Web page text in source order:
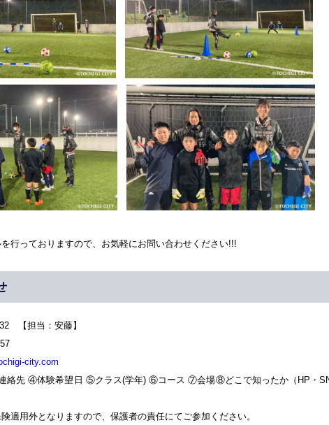
行っておりますので、お気軽にお問い合わせください!!!
【担当：安藤】
city.com
先 ④体験希望日 ⑤クラス(学年) ⑥コース ⑦会場⑧どこで知ったか（HP・
適用外となりますので、保護者の責任にてご参加ください。